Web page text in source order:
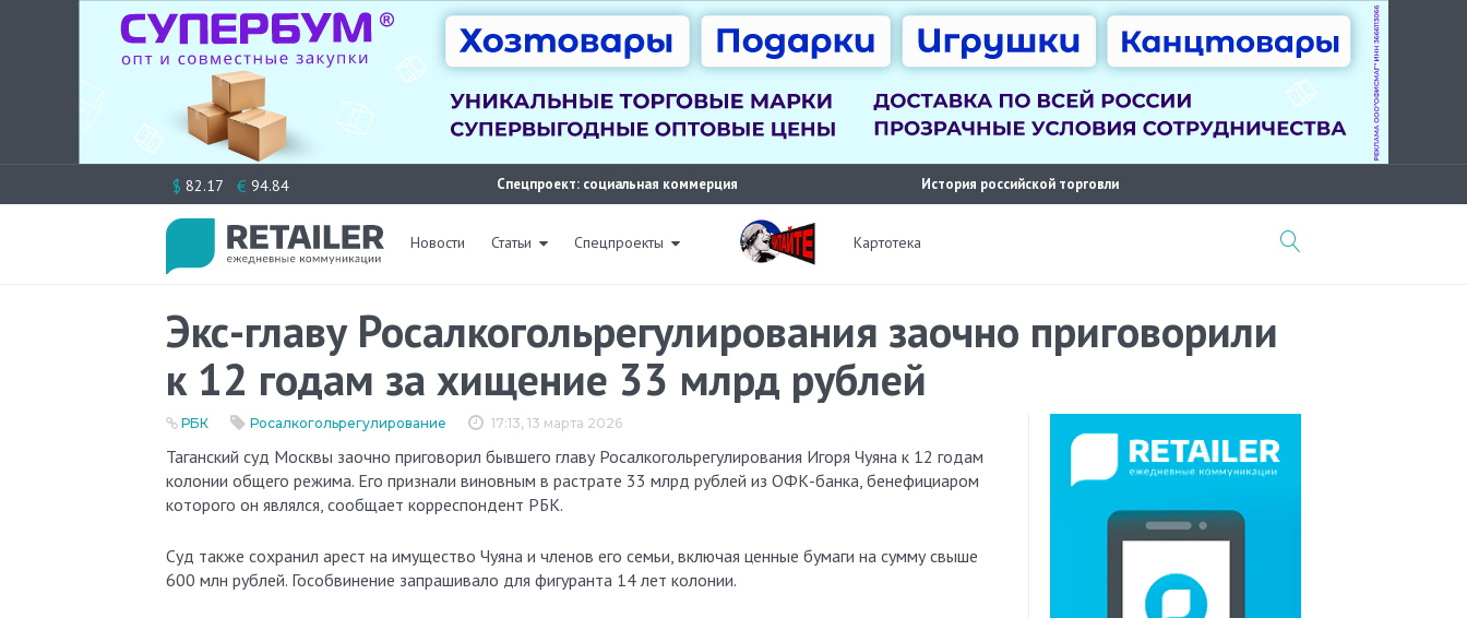
к
$ 82.17 € 94.84 Спецпроект: социальная коммерция История российской торговли
Новости Статьи Спецпроекты Картотека
Экс-главу Росалкогольрегулирования заочно приговорили
к 12 годам за хищение 33 млрд рублей
17:13, 13 марта 2026
РБК Росалкогольрегулирование
Таганский суд Москвы заочно приговорил бывшего главу Росалкогольрегулирования Игоря Чуяна к 12 годам
колонии общего режима. Его признали виновным в растрате 33 млрд рублей из ОФК-банка, бенефициаром
которого он являлся, сообщает корреспондент РБК.
Суд также сохранил арест на имущество Чуяна и членов его семьи, включая ценные бумаги на сумму свыше
600 млн рублей. Гособвинение запрашивало для фигуранта 14 лет колонии.